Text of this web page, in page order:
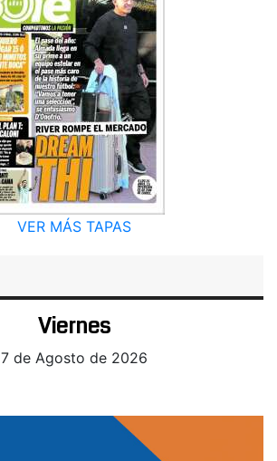
VER MÁS TAPAS
Viernes
7 de Agosto de 2026